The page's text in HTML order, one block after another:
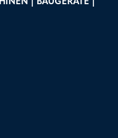
| BAUGERÄTE |